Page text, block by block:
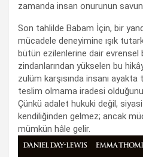
zamanda insan onurunun
Son tahlilde Babam İçin, bir
mücadele deneyimine ışık
bütün ezilenlerine dair evrensel
zindanlarından yükselen bu
zulüm karşısında insanı
teslim olmama iradesi
Çünkü adalet hukuki değil,
kendiliğinden gelmez; ancak
mümkün hâle gelir.